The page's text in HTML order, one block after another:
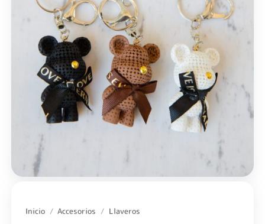
Inicio / Accesorios / Llaveros